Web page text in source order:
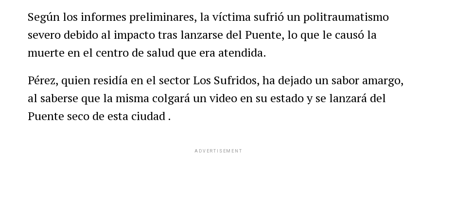
Según los informes preliminares, la víctima sufrió un politraumatismo
severo debido al impacto tras lanzarse del Puente, lo que le causó la
muerte en el centro de salud que era atendida.
Pérez, quien residía en el sector Los Sufridos, ha dejado un sabor amargo,
al saberse que la misma colgará un video en su estado y se lanzará del
Puente seco de esta ciudad .
ADVERTISEMENT